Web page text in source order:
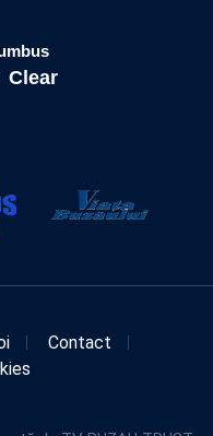
Clear
Contact